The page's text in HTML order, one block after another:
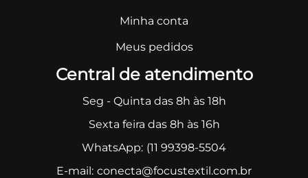
Minha conta
Meus pedidos
Central de atendimento
Seg - Quinta das 8h às 18h
Sexta feira das 8h às 16h
WhatsApp: (11 99398-5504
E-mail: conecta@focustextil.com.br